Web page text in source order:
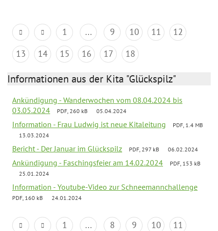
1 ... 9 10 11
12
13
14 15 16 17 18
Informationen aus der Kita "Glückspilz"
Ankündigung - Wanderwochen vom 08.04.2024 bis
03.05.2024
PDF, 260 kB 05.04.2024
Information - Frau Ludwig ist neue Kitaleitung
PDF, 1.4 MB
13.03.2024
Bericht - Der Januar im Glückspilz PDF, 297 kB 06.02.2024
Ankündigung - Faschingsfeier am 14.02.2024
PDF, 153 kB
25.01.2024
Information - Youtube-Video zur Schneemannchallenge
PDF, 160 kB 24.01.2024
1 ... 8 9 10
11